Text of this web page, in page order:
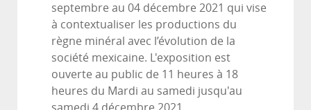
septembre au 04 décembre 2021 qui vise
à contextualiser les productions du
règne minéral avec l’évolution de la
société mexicaine. L'exposition est
ouverte au public de 11 heures à 18
heures du Mardi au samedi jusqu'au